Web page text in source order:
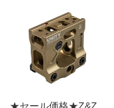
★セール価格★Z&Z